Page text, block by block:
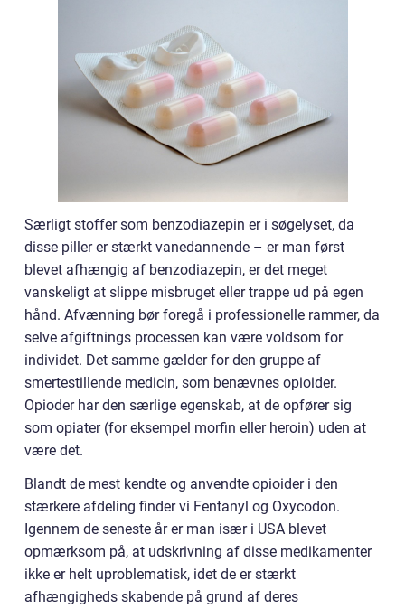
Særligt stoffer som benzodiazepin er i søgelyset, da
disse piller er stærkt vanedannende – er man først
blevet afhængig af benzodiazepin, er det meget
vanskeligt at slippe misbruget eller trappe ud på egen
hånd. Afvænning bør foregå i professionelle rammer, da
selve afgiftnings processen kan være voldsom for
individet. Det samme gælder for den gruppe af
smertestillende medicin, som benævnes opioider.
Opioder har den særlige egenskab, at de opfører sig
som opiater (for eksempel morfin eller heroin) uden at
være det.
Blandt de mest kendte og anvendte opioider i den
stærkere afdeling finder vi Fentanyl og Oxycodon.
Igennem de seneste år er man især i USA blevet
opmærksom på, at udskrivning af disse medikamenter
ikke er helt uproblematisk, idet de er stærkt
afhængigheds skabende på grund af deres